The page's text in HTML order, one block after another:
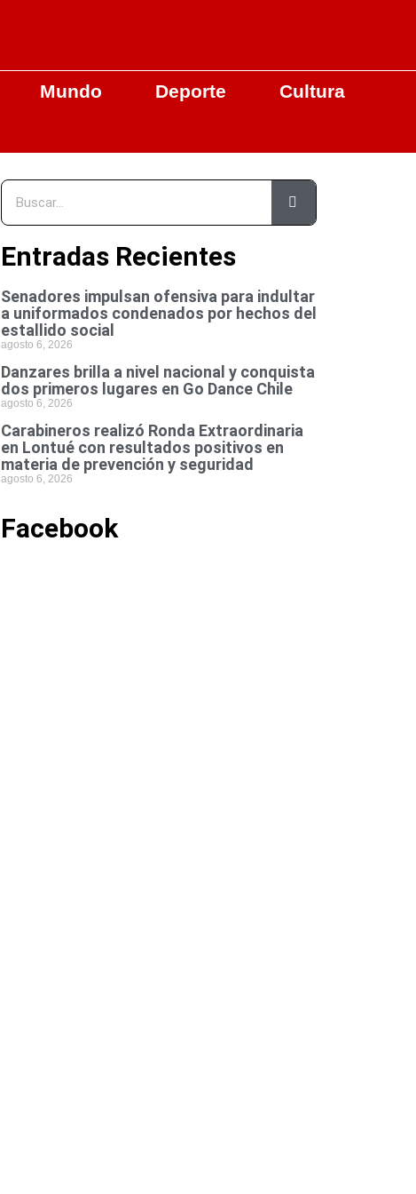
Mundo Deporte
Cultura
Entradas Recientes
Senadores impulsan ofensiva para indultar
a uniformados condenados por hechos del
estallido social
agosto 6, 2026
Danzares brilla a nivel nacional y conquista
dos primeros lugares en Go Dance Chile
agosto 6, 2026
Carabineros realizó Ronda Extraordinaria
en Lontué con resultados positivos en
materia de prevención y seguridad
agosto 6, 2026
Facebook